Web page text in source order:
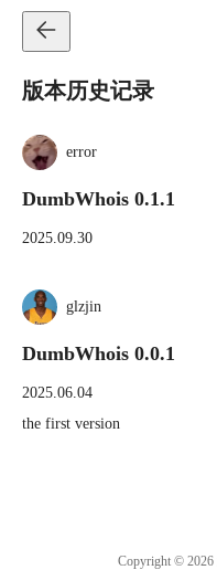
版本历史记录
error
DumbWhois 0.1.1
2025.09.30
glzjin
DumbWhois 0.0.1
2025.06.04
the first version
Copyright ©